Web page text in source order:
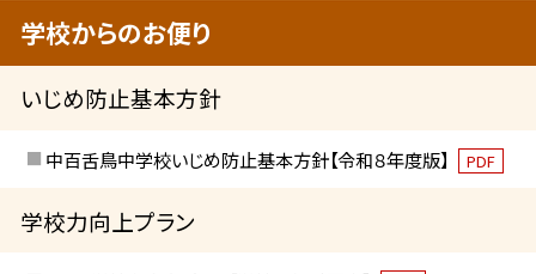
学校からのお便り
いじめ防止基本方針
中百舌鳥中学校いじめ防止基本方針【令和８年度版】 PDF
学校力向上プラン